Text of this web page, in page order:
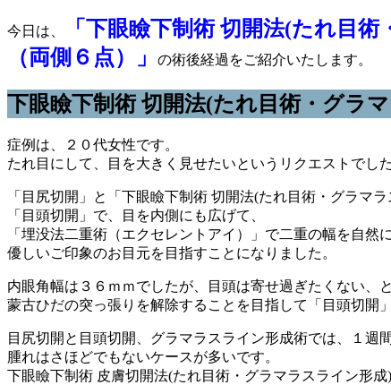
今日は、
「下眼瞼下制術 切開法(たれ目
（両側６点）」
の術後経過をご紹介いたします。
下眼瞼下制術 切開法(たれ目術・グラ
症例は、２０代女性です。
たれ目にして、目を大きく見せたいというリクエストでした
「目尻切開」と「下眼瞼下制術 切開法(たれ目術・グラマ
「目頭切開」で、目を内側にも広げて、
「埋没法二重術（エクセレントアイ）」で二重の幅を自然
優しいご印象のお目元を目指すことになりました。
内眼角幅は３６ｍｍでしたが、目頭は寄せ過ぎたくない、
蒙古ひだの突っ張りを解除することを目指して「目頭切開
目尻切開と目頭切開、グラマラスライン形成術では、１週
腫れはさほどでもないケースが多いです。
下眼瞼下制術 皮膚切開法(たれ目術・グラマラスライン形